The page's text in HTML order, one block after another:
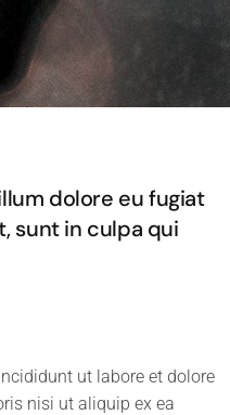
dolore eu fugiat
sunt in culpa qui
ut labore et dolore
nisi ut aliquip ex ea